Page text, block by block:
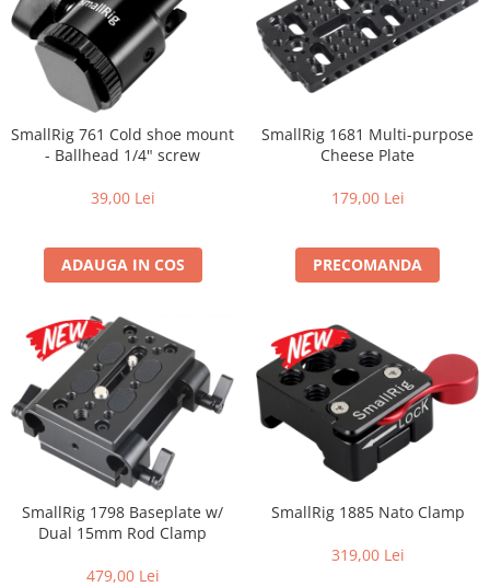
SmallRig 761 Cold shoe mount
- Ballhead 1/4" screw
39,00 Lei
ADAUGA IN COS
SmallRig 1681 Multi-purpose
Cheese Plate
179,00 Lei
PRECOMANDA
SmallRig 1798 Baseplate w/
Dual 15mm Rod Clamp
479,00 Lei
SmallRig 1885 Nato Clamp
319,00 Lei